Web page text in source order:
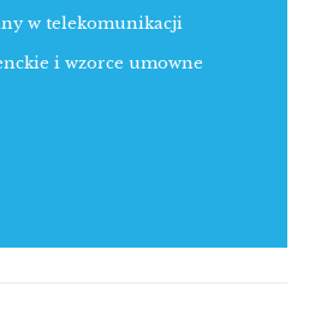
w telekomunikacji
i wzorce umowne